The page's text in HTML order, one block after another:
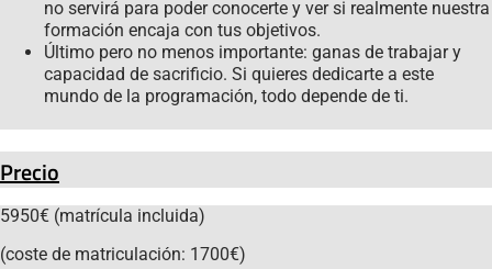
no servirá para poder conocerte y ver si realmente nuestra
formación encaja con tus objetivos.
Último pero no menos importante: ganas de trabajar y
capacidad de sacrificio. Si quieres dedicarte a este
mundo de la programación, todo depende de ti.
Precio
5950€ (matrícula incluida)
(coste de matriculación: 1700€)